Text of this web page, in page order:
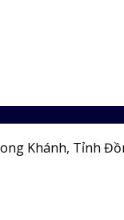
Khánh, Tỉnh